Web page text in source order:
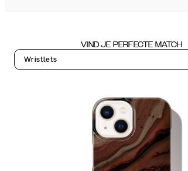
VIND JE PERFECTE MATCH
Wristlets